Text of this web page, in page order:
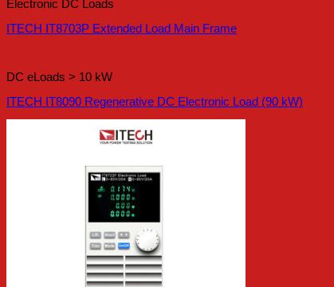
Electronic DC Loads
ITECH IT8703P Extended Load Main Frame
DC eLoads > 10 kW
ITECH IT8090 Regenerative DC Electronic Load (90 kW)